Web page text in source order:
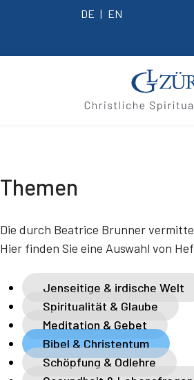
DE EN
Themen
Die durch Beatrice Brunner
Hier finden Sie eine Auswahl von
Jenseitige & irdische Welt
Spiritualität & Glaube
Meditation & Gebet
Bibel & Christentum
Schöpfung & Odlehre